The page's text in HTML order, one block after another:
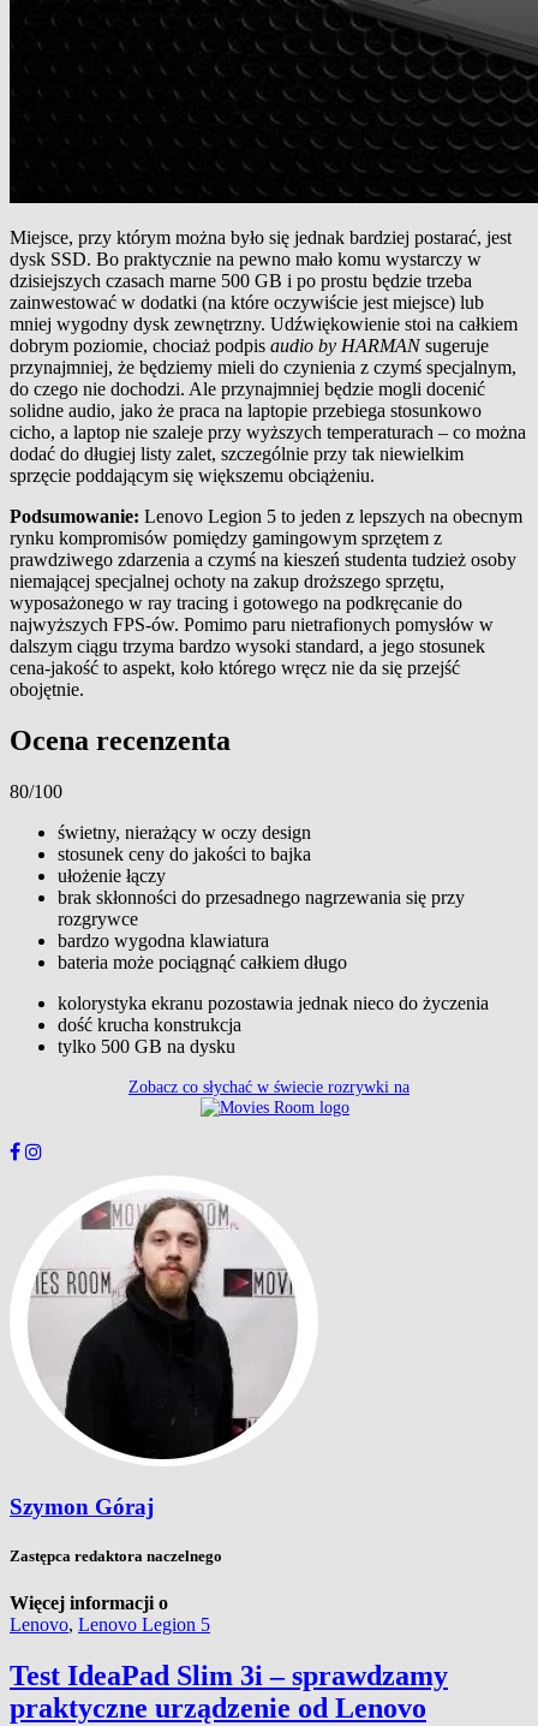
Miejsce, przy którym można było się jednak bardziej postarać, jest
dysk SSD. Bo praktycznie na pewno mało komu wystarczy w
dzisiejszych czasach marne 500 GB i po prostu będzie trzeba
zainwestować w dodatki (na które oczywiście jest miejsce) lub
mniej wygodny dysk zewnętrzny. Udźwiękowienie stoi na całkiem
dobrym poziomie, chociaż podpis audio by HARMANsugeruje
przynajmniej, że będziemy mieli do czynienia z czymś specjalnym,
do czego nie dochodzi. Ale przynajmniej będzie mogli docenić
solidne audio, jako że praca na laptopie przebiega stosunkowo
cicho, a laptop nie szaleje przy wyższych temperaturach – co można
dodać do długiej listy zalet, szczególnie przy tak niewielkim
sprzęcie poddającym się większemu obciążeniu.
Podsumowanie: Lenovo Legion 5 to jeden z lepszych na obecnym
rynku kompromisów pomiędzy gamingowym sprzętem z
prawdziwego zdarzenia a czymś na kieszeń studenta tudzież osoby
niemającej specjalnej ochoty na zakup droższego sprzętu,
wyposażonego w ray tracing i gotowego na podkręcanie do
najwyższych FPS-ów. Pomimo paru nietrafionych pomysłów w
dalszym ciągu trzyma bardzo wysoki standard, a jego stosunek
cena-jakość to aspekt, koło którego wręcz nie da się przejść
obojętnie.
Ocena recenzenta
80/100
świetny, nierażący w oczy design
stosunek ceny do jakości to bajka
ułożenie łączy
brak skłonności do przesadnego nagrzewania się przy
rozgrywce
bardzo wygodna klawiatura
bateria może pociągnąć całkiem długo
kolorystyka ekranu pozostawia jednak nieco do życzenia
dość krucha konstrukcja
tylko 500 GB na dysku
Zobacz co słychać w świecie rozrywki na
Szymon Góraj
Zastępca redaktora naczelnego
Więcej informacji o
Lenovo, Lenovo Legion 5
Test IdeaPad Slim 3i – sprawdzamy
praktyczne urządzenie od Lenovo